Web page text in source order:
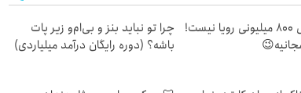
درآمد ماهی 800 میلیونی رویا نیست!
چرا تو نباید بنز و بی‌ام‌و زیر پات
باشه؟ (دوره رایگان درآمد میلیاردی)